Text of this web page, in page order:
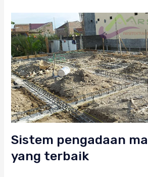
Sistem pengadaan
yang terbaik